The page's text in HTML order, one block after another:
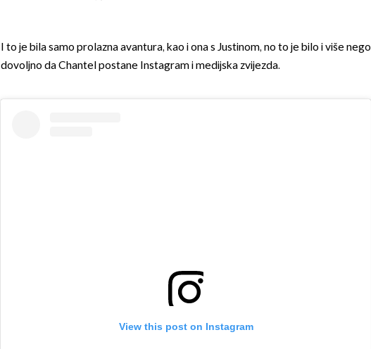
I to je bila samo prolazna avantura, kao i ona s Justinom, no to je bilo i više nego
dovoljno da Chantel postane Instagram i medijska zvijezda.
View this post on Instagram